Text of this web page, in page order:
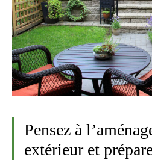
Pensez à
extérieur et